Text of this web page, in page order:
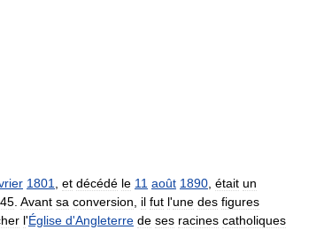
1801 et décédé le 11 août 1890 était un
Avant sa conversion il fut l'une des figures
l'Église d'Angleterre de ses racines catholiques